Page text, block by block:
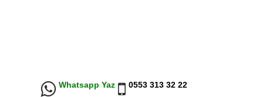
Whatsapp Yaz 0553 313 32 22